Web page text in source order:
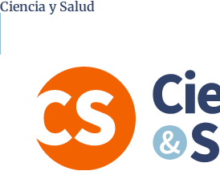
Ciencia y Salud